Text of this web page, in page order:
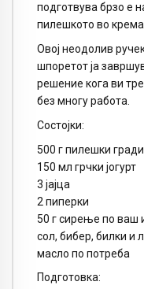
подготвува брзо е
пилешкото во
Овој неодолив
шпоретот ја
решение кога ви
без многу работа.
Состојки:
500 г пилешки гради
150 мл грчки јогурт
3 јајца
2 пиперки
50 г сирење по ваш
сол, бибер, билки и
масло по потреба
Подготовка: